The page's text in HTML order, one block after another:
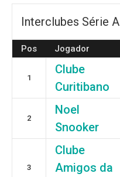
Interclubes Série A
Pos Jogador
1
Clube
Curitibano
2
Noel
Snooker
3
Clube
Amigos da